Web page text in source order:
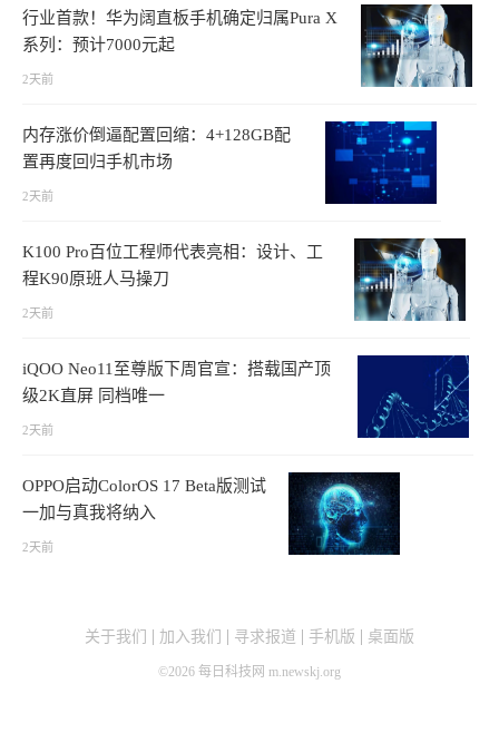
行业首款！华为阔直板手机确定归属Pura X
系列：预计7000元起
2天前
内存涨价倒逼配置回缩：4+128GB配
置再度回归手机市场
2天前
K100 Pro百位工程师代表亮相：设计、工
程K90原班人马操刀
2天前
iQOO Neo11至尊版下周官宣：搭载国产顶
级2K直屏 同档唯一
2天前
OPPO启动ColorOS 17 Beta版测试
一加与真我将纳入
2天前
关于我们 加入我们 寻求报道 手机版 桌面版
©2026 每日科技网 m.newskj.org